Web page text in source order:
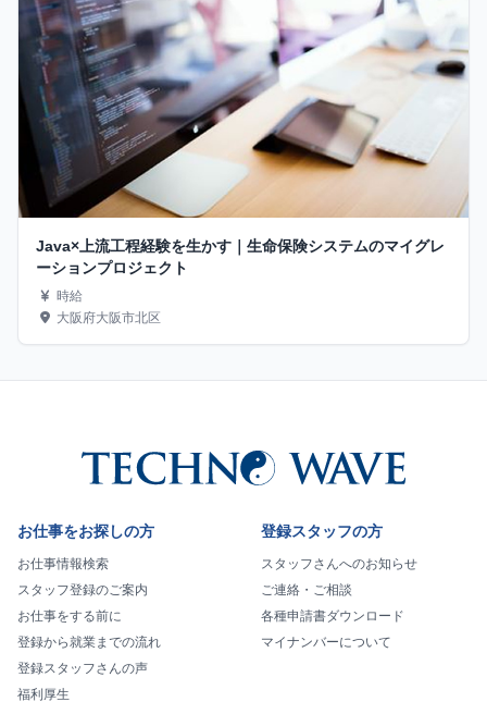
Java×上流工程経験を生かす｜生命保険システムのマイグレ
ーションプロジェクト
時給
大阪府大阪市北区
お仕事をお探しの方
お仕事情報検索
スタッフ登録のご案内
お仕事をする前に
登録から就業までの流れ
登録スタッフさんの声
福利厚生
登録スタッフの方
スタッフさんへのお知らせ
ご連絡・ご相談
各種申請書ダウンロード
マイナンバーについて